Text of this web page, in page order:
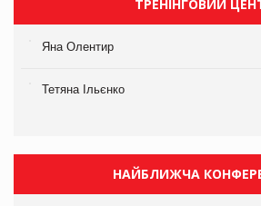
ТРЕНІНГОВИЙ
Яна Олентир
Тетяна Ільєнко
НАЙБЛИЖЧА